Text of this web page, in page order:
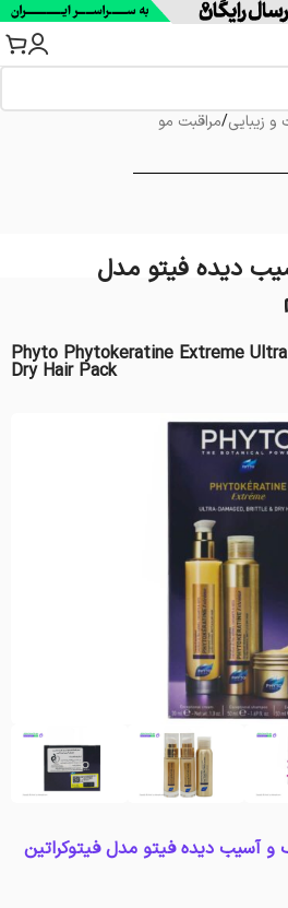
زیبایی/مراقبت مو
دیده فیتو مدل
Phyto Phytokeratine Extreme
Dry Hair Pack
دیده فیتو مدل فیتوکراتین